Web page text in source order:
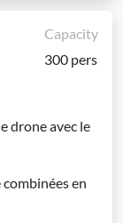
Capacity
300 pers
drone avec le
en